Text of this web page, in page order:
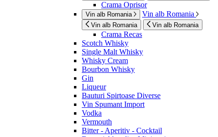
Crama Oprisor
Vin alb Romania Vin alb Romania
Vin alb Romania Vin alb Romania
Crama Recas
Scotch Whisky
Single Malt Whisky
Whisky Cream
Bourbon Whisky
Gin
Liqueur
Bauturi Spirtoase Diverse
Vin Spumant Import
Vodka
Vermouth
Bitter - Aperitiv - Cocktail